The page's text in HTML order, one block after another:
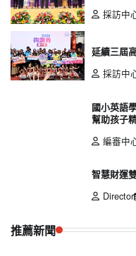
採訪中
延續三屆
採訪中
國小英語
幫助孩子
編審中
智慧財運
Director
推薦新聞